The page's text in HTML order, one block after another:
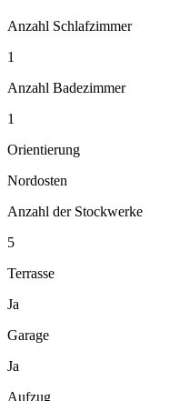
Anzahl Schlafzimmer
1
Anzahl Badezimmer
1
Orientierung
Nordosten
Anzahl der Stockwerke
5
Terrasse
Ja
Garage
Ja
Aufzug